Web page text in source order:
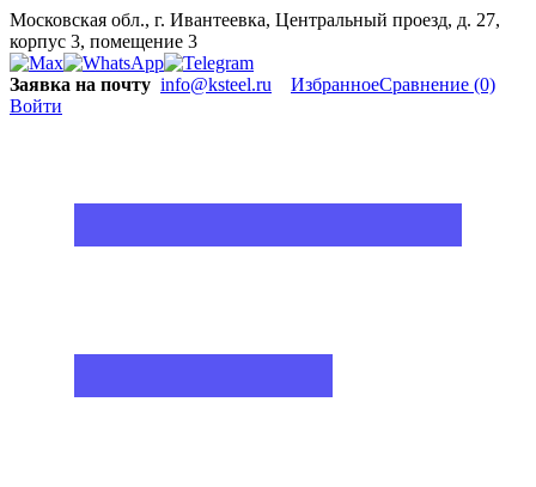
Московская обл., г. Ивантеевка, Центральный проезд, д. 27,
корпус 3, помещение 3
Заявка на почту info@ksteel.ru ИзбранноеСравнение (0)
Войти